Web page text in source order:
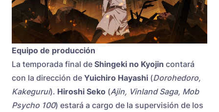
Equipo de producción
La temporada final de Shingeki no Kyojin contará
con la dirección de Yuichiro Hayashi (Dorohedoro,
Kakegurui). Hiroshi Seko (Ajin, Vinland Saga, Mob
Psycho 100) estará a cargo de la supervisión de los